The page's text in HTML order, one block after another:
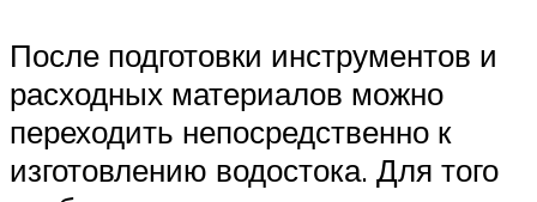
После подготовки инструментов и
расходных материалов можно
переходить непосредственно к
изготовлению водостока. Для того